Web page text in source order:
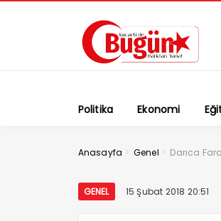
Politika Ekonomi
Anasayfa > Genel > Darıca
GENEL 15 Şubat 2018 20:51